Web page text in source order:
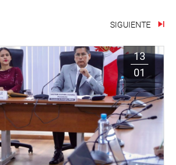
SIGUIENTE
13
01